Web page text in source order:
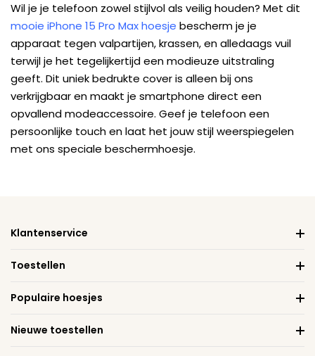
Wil je je telefoon zowel stijlvol als veilig houden? Met dit
mooie iPhone 15 Pro Max hoesje bescherm je je
apparaat tegen valpartijen, krassen, en alledaags vuil
terwijl je het tegelijkertijd een modieuze uitstraling
geeft. Dit uniek bedrukte cover is alleen bij ons
verkrijgbaar en maakt je smartphone direct een
opvallend modeaccessoire. Geef je telefoon een
persoonlijke touch en laat het jouw stijl weerspiegelen
met ons speciale beschermhoesje.
Klantenservice
Toestellen
Populaire hoesjes
Nieuwe toestellen